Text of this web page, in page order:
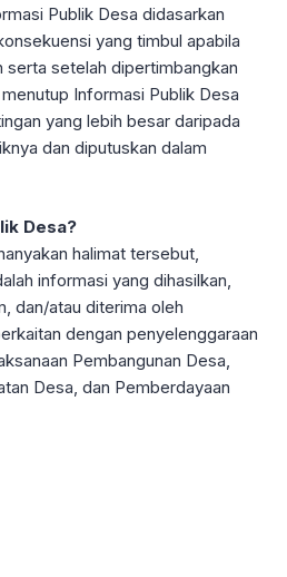
Publik Desa didasarkan
yang timbul apabila
serta setelah dipertimbangkan
Informasi Publik Desa
yang lebih besar daripada
dan diputuskan dalam
Desa?
halimat tersebut,
informasi yang dihasilkan,
dan/atau diterima oleh
dengan penyelenggaraan
Pembangunan Desa,
Desa, dan Pemberdayaan